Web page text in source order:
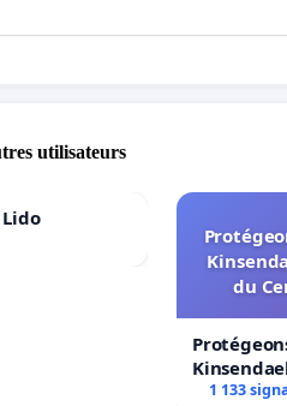
utilisateurs
du
Centre
1 133